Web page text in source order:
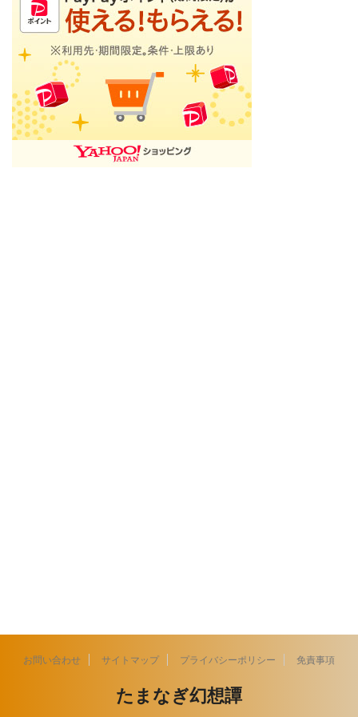
お問い合わせ サイトマップ プライバシーポリシー 免責事項
たまなぎ幻想譚